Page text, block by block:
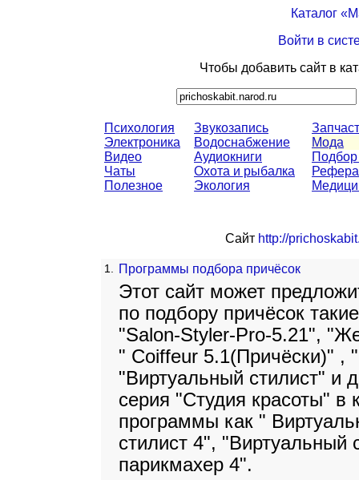
Каталог
Войти в
Чтобы добавить сайт в
Психология
Электроника
Видео
Чаты
Полезное
Звукозапись
Водоснабжение
Аудиокниги
Охота и рыбалка
Экология
Мода
Сайт http://
1. Программы подбора причёсок
Этот сайт может
по подбору причёсок
"Salon-Styler-Pro-5.21",
" Coiffeur 5.1(Причёски)" ,
"Виртуальный стилист" и
серия "Студия красоты" в
программы как "
стилист 4", "Виртуальный
парикмахер 4".